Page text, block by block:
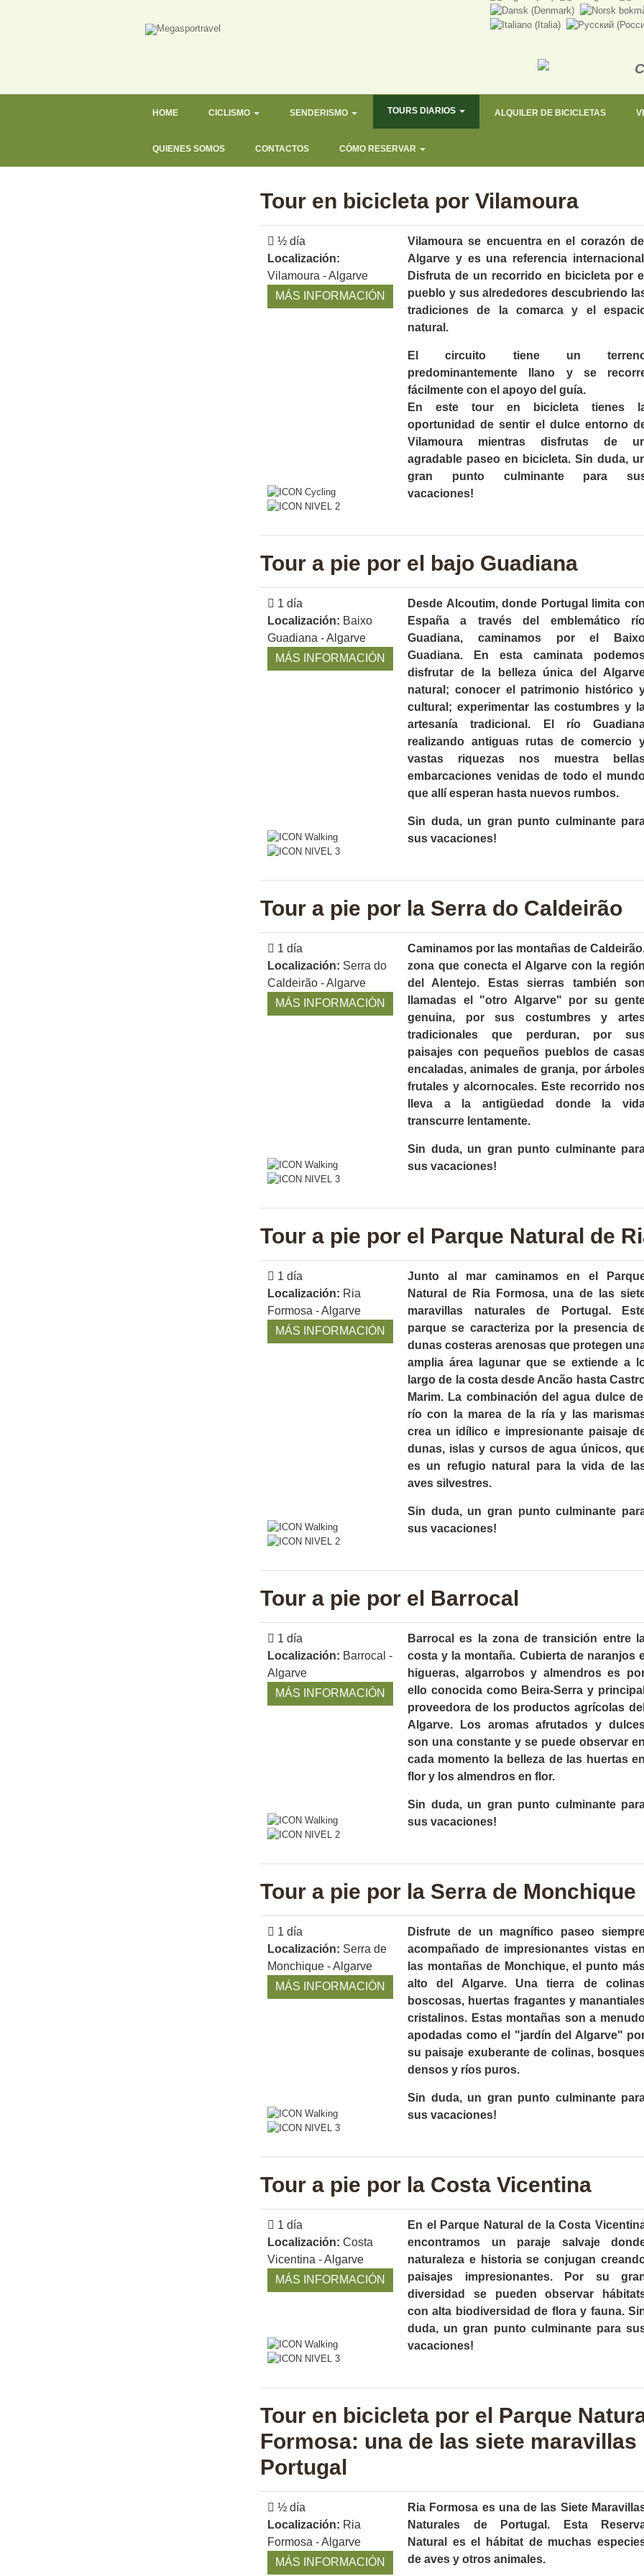
HOME CICLISMO SENDERISMO TOURS DIARIOS ALQUILER DE BICICLETAS
QUIENES SOMOS CONTACTOS CÓMO RESERVAR
Tour en bicicleta por Vilamoura
½ día
Localización:
Vilamoura - Algarve
MÁS INFORMACIÓN
Vilamoura se encuentra en el corazón del
Algarve y es una referencia
Disfruta de un recorrido en bicicleta por el
pueblo y sus alrededores descubriendo
tradiciones de la comarca y el
natural.
El circuito tiene un
predominantemente llano y se
fácilmente con el apoyo del guía.
En este tour en bicicleta tienes
oportunidad de sentir el dulce entorno
Vilamoura mientras disfrutas de
agradable paseo en bicicleta. Sin duda,
gran punto culminante para
vacaciones!
Tour a pie por el bajo Guadiana
1 día
Localización: Baixo
Guadiana - Algarve
MÁS INFORMACIÓN
Desde Alcoutim, donde Portugal limita con
España a través del emblemático
Guadiana, caminamos por el
Guadiana. En esta caminata
disfrutar de la belleza única del
natural; conocer el patrimonio histórico
cultural; experimentar las costumbres y
artesanía tradicional. El río
realizando antiguas rutas de comercio
vastas riquezas nos muestra
embarcaciones venidas de todo el
que allí esperan hasta nuevos rumbos.
Sin duda, un gran punto culminante
sus vacaciones!
Tour a pie por la Serra do Caldeirão
1 día
Localización: Serra do
Caldeirão - Algarve
MÁS INFORMACIÓN
Caminamos por las montañas de
zona que conecta el Algarve con la región
del Alentejo. Estas sierras también son
llamadas el "otro Algarve" por su
genuina, por sus costumbres y
tradicionales que perduran, por
paisajes con pequeños pueblos de
encaladas, animales de granja, por
frutales y alcornocales. Este recorrido
lleva a la antigüedad donde la
transcurre lentamente.
Sin duda, un gran punto culminante
sus vacaciones!
Tour a pie por el Parque Natural de
1 día
Localización: Ria
Formosa - Algarve
MÁS INFORMACIÓN
Junto al mar caminamos en el
Natural de Ria Formosa, una de las
maravillas naturales de Portugal.
parque se caracteriza por la presencia
dunas costeras arenosas que protegen
amplia área lagunar que se extiende a
largo de la costa desde Ancão hasta
Marim. La combinación del agua dulce del
río con la marea de la ría y las
crea un idílico e impresionante paisaje
dunas, islas y cursos de agua únicos,
es un refugio natural para la vida de
aves silvestres.
Sin duda, un gran punto culminante
sus vacaciones!
Tour a pie por el Barrocal
1 día
Localización: Barrocal -
Algarve
MÁS INFORMACIÓN
Barrocal es la zona de transición entre
costa y la montaña. Cubierta de naranjos
higueras, algarrobos y almendros es
ello conocida como Beira-Serra y principal
proveedora de los productos agrícolas del
Algarve. Los aromas afrutados y
son una constante y se puede observar en
cada momento la belleza de las huertas en
flor y los almendros en flor.
Sin duda, un gran punto culminante
sus vacaciones!
Tour a pie por la Serra de Monchique
1 día
Localización: Serra de
Monchique - Algarve
MÁS INFORMACIÓN
Disfrute de un magnífico paseo
acompañado de impresionantes vistas en
las montañas de Monchique, el punto
alto del Algarve. Una tierra de
boscosas, huertas fragantes y
cristalinos. Estas montañas son a
apodadas como el "jardín del Algarve"
su paisaje exuberante de colinas,
densos y ríos puros.
Sin duda, un gran punto culminante
sus vacaciones!
Tour a pie por la Costa Vicentina
1 día
Localización: Costa
Vicentina - Algarve
MÁS INFORMACIÓN
En el Parque Natural de la Costa
encontramos un paraje salvaje
naturaleza e historia se conjugan
paisajes impresionantes. Por su
diversidad se pueden observar
con alta biodiversidad de flora y fauna.
duda, un gran punto culminante para
vacaciones!
Tour en bicicleta por el Parque
Formosa: una de las siete maravillas
Portugal
½ día
Localización: Ria
Formosa - Algarve
MÁS INFORMACIÓN
Ria Formosa es una de las Siete
Naturales de Portugal. Esta
Natural es el hábitat de muchas
de aves y otros animales.